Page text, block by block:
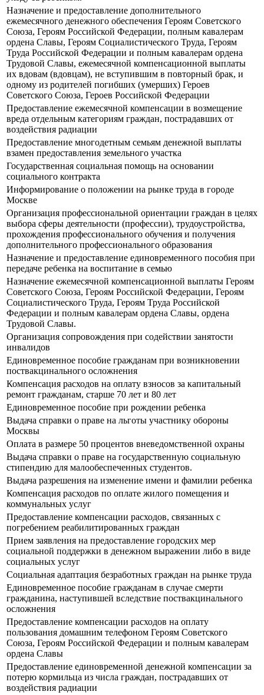
Назначение и предоставление дополнительного
ежемесячного денежного обеспечения Героям Советского
Союза, Героям Российской Федерации, полным кавалерам
ордена Славы, Героям Социалистического Труда, Героям
Труда Российской Федерации и полным кавалерам ордена
Трудовой Славы, ежемесячной компенсационной выплаты
их вдовам (вдовцам), не вступившим в повторный брак, и
одному из родителей погибших (умерших) Героев
Советского Союза, Героев Российской Федерации
Предоставление ежемесячной компенсации в возмещение
вреда отдельным категориям граждан, пострадавших от
воздействия радиации
Предоставление многодетным семьям денежной выплаты
взамен предоставления земельного участка
Государственная социальная помощь на основании
социального контракта
Информирование о положении на рынке труда в городе
Москве
Организация профессиональной ориентации граждан в целях
выбора сферы деятельности (профессии), трудоустройства,
прохождения профессионального обучения и получения
дополнительного профессионального образования
Назначение и предоставление единовременного пособия при
передаче ребенка на воспитание в семью
Назначение ежемесячной компенсационной выплаты Героям
Советского Союза, Героям Российской Федерации, Героям
Социалистического Труда, Героям Труда Российской
Федерации и полным кавалерам ордена Славы, ордена
Трудовой Славы.
Организация сопровождения при содействии занятости
инвалидов
Единовременное пособие гражданам при возникновении
поствакцинального осложнения
Компенсация расходов на оплату взносов за капитальный
ремонт гражданам, старше 70 лет и 80 лет
Единовременное пособие при рождении ребенка
Выдача справки о праве на льготы участнику обороны
Москвы
Оплата в размере 50 процентов вневедомственной охраны
Выдача справки о праве на государственную социальную
стипендию для малообеспеченных студентов.
Выдача разрешения на изменение имени и фамилии ребенка
Компенсация расходов по оплате жилого помещения и
коммунальных услуг
Предоставление компенсации расходов, связанных с
погребением реабилитированных граждан
Прием заявления на предоставление городских мер
социальной поддержки в денежном выражении либо в виде
социальных услуг
Социальная адаптация безработных граждан на рынке труда
Единовременное пособие гражданам в случае смерти
гражданина, наступившей вследствие поствакцинального
осложнения
Предоставление компенсации расходов на оплату
пользования домашним телефоном Героям Советского
Союза, Героям Российской Федерации и полным кавалерам
ордена Славы
Предоставление единовременной денежной компенсации за
потерю кормильца из числа граждан, пострадавших от
воздействия радиации